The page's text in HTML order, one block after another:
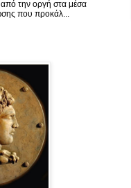
από την οργή στα μέσα
που προκάλ...